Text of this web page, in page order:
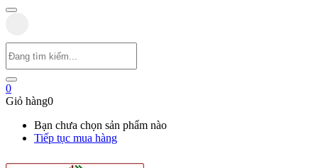
0
Giỏ hàng0
Bạn chưa chọn sản phẩm nào
Tiếp tục mua hàng